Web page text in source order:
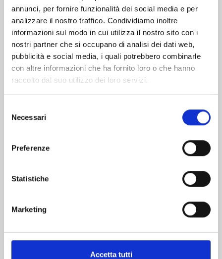
annunci, per fornire funzionalità dei social media e per
analizzare il nostro traffico. Condividiamo inoltre
informazioni sul modo in cui utilizza il nostro sito con i
nostri partner che si occupano di analisi dei dati web,
pubblicità e social media, i quali potrebbero combinarle
con altre informazioni che ha fornito loro o che hanno
raccolto dal suo utilizzo dei loro servizi.
delNecessari
Preferenze
Statistiche
Marketing
Accetta tutti
Altri volumi della serie
€ 6,90